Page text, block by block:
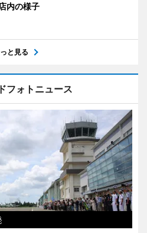
内の様子
と見る
フォトニュース